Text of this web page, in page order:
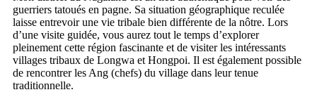
guerriers tatoués en pagne. Sa situation géographique reculée
laisse entrevoir une vie tribale bien différente de la nôtre. Lors
d’une visite guidée, vous aurez tout le temps d’explorer
pleinement cette région fascinante et de visiter les intéressants
villages tribaux de Longwa et Hongpoi. Il est également possible
de rencontrer les Ang (chefs) du village dans leur tenue
traditionnelle.